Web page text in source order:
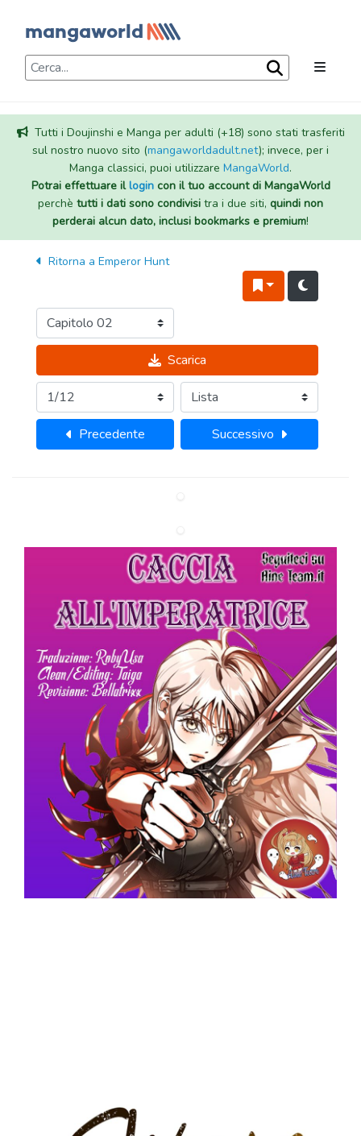
Tutti i Doujinshi e Manga per adulti (+18) sono stati trasferiti
sul nostro nuovo sito (mangaworldadult.net); invece, per i
Manga classici, puoi utilizzare MangaWorld.
Potrai effettuare illogincon il tuo account di MangaWorld
perchè tutti i dati sono condivisi tra i due siti, quindi non
perderai alcun dato, inclusi bookmarks e premium!
Ritorna a Emperor Hunt
Scarica
Precedente Successivo